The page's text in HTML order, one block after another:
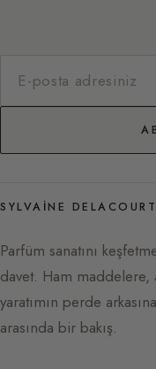
SYLVAINE
Parfüm sanatını
davet. Ham maddelere,
yaratımın perde
arasında bir bakış.